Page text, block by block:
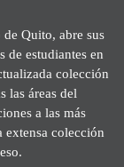
Quito, abre sus
de estudiantes en
colección
las áreas del
a las más
extensa colección